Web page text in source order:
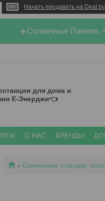
Начать продавать на Deal.by
☀️Солнечные Панели,
для дома и
Е-Энерджи👈
О НАС БРЕНДЫ
Солнечные станции,